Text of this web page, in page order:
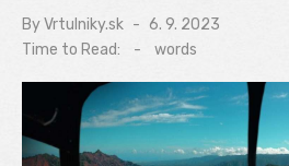
ByVrtulniky.sk
Posted
on
6. 9. 2023
Time to Read:
- words